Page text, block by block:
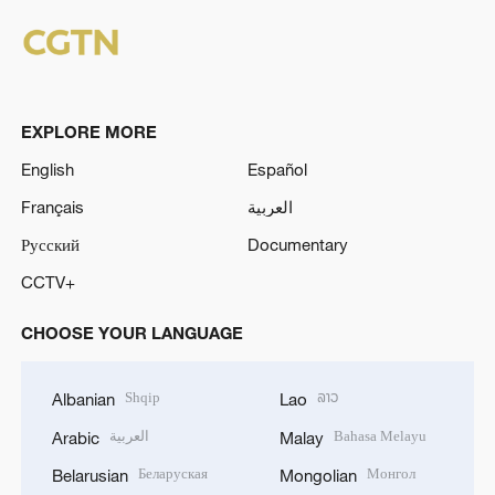
EXPLORE MORE
English
Español
Français
العربية
Русский
Documentary
CCTV+
CHOOSE YOUR LANGUAGE
Albanian Shqip
Arabic العربية
Belarusian Беларуская
Lao ລາວ
Malay Bahasa Melayu
Mongolian Монгол